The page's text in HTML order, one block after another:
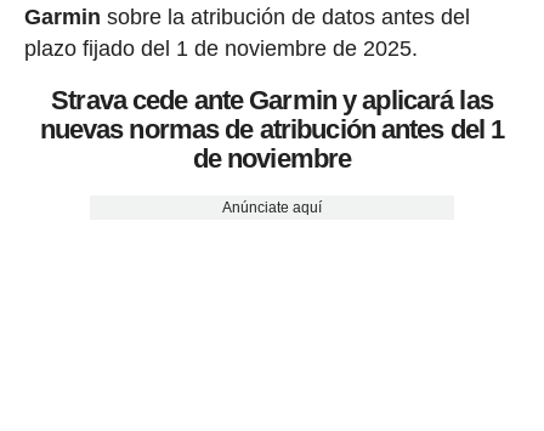
Garmin sobre la atribución de datos antes del
plazo fijado del 1 de noviembre de 2025.
Strava cede ante Garmin y aplicará las
nuevas normas de atribución antes del 1
de noviembre
Anúnciate aquí